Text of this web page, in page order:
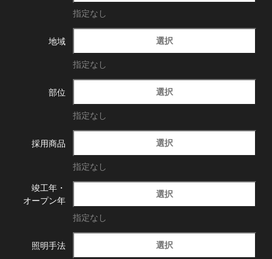
指定なし
地域 選択
指定なし
部位 選択
指定なし
採用商品 選択
指定なし
竣工年・
オープン年
選択
指定なし
照明手法 選択